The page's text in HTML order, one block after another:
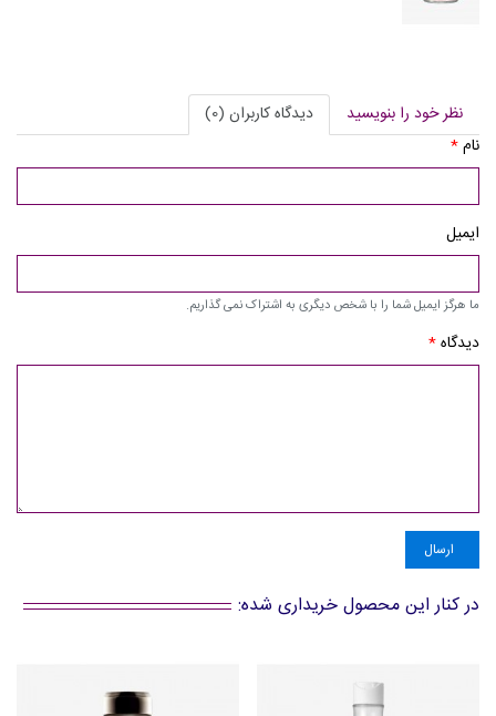
نظر خود را بنویسید
دیدگاه کاربران (0)
نام*
ایمیل
ما هرگز ایمیل شما را با شخص دیگری به اشتراک نمی گذاریم.
دیدگاه*
ارسال
در کنار این محصول خریداری شده: